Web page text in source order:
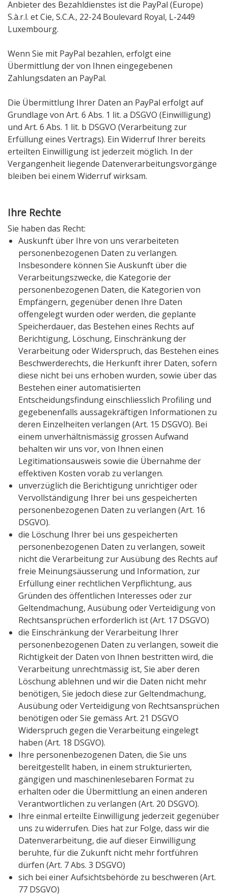
Anbieter des Bezahldienstes ist die PayPal (Europe)
S.à.r.l. et Cie, S.C.A., 22-24 Boulevard Royal, L-2449
Luxembourg.
Wenn Sie mit PayPal bezahlen, erfolgt eine
Übermittlung der von Ihnen eingegebenen
Zahlungsdaten an PayPal.
Die Übermittlung Ihrer Daten an PayPal erfolgt auf
Grundlage von Art. 6 Abs. 1 lit. a DSGVO (Einwilligung)
und Art. 6 Abs. 1 lit. b DSGVO (Verarbeitung zur
Erfüllung eines Vertrags). Ein Widerruf Ihrer bereits
erteilten Einwilligung ist jederzeit möglich. In der
Vergangenheit liegende Datenverarbeitungsvorgänge
bleiben bei einem Widerruf wirksam.
Ihre Rechte
Sie haben das Recht:
Auskunft über Ihre von uns verarbeiteten
personenbezogenen Daten zu verlangen.
Insbesondere können Sie Auskunft über die
Verarbeitungszwecke, die Kategorie der
personenbezogenen Daten, die Kategorien von
Empfängern, gegenüber denen Ihre Daten
offengelegt wurden oder werden, die geplante
Speicherdauer, das Bestehen eines Rechts auf
Berichtigung, Löschung, Einschränkung der
Verarbeitung oder Widerspruch, das Bestehen eines
Beschwerderechts, die Herkunft ihrer Daten, sofern
diese nicht bei uns erhoben wurden, sowie über das
Bestehen einer automatisierten
Entscheidungsfindung einschliesslich Profiling und
gegebenenfalls aussagekräftigen Informationen zu
deren Einzelheiten verlangen (Art. 15 DSGVO). Bei
einem unverhältnismässig grossen Aufwand
behalten wir uns vor, von Ihnen einen
Legitimationsausweis sowie die Übernahme der
effektiven Kosten vorab zu verlangen.
unverzüglich die Berichtigung unrichtiger oder
Vervollständigung Ihrer bei uns gespeicherten
personenbezogenen Daten zu verlangen (Art. 16
DSGVO).
die Löschung Ihrer bei uns gespeicherten
personenbezogenen Daten zu verlangen, soweit
nicht die Verarbeitung zur Ausübung des Rechts auf
freie Meinungsäusserung und Information, zur
Erfüllung einer rechtlichen Verpflichtung, aus
Gründen des öffentlichen Interesses oder zur
Geltendmachung, Ausübung oder Verteidigung von
Rechtsansprüchen erforderlich ist (Art. 17 DSGVO)
die Einschränkung der Verarbeitung Ihrer
personenbezogenen Daten zu verlangen, soweit die
Richtigkeit der Daten von Ihnen bestritten wird, die
Verarbeitung unrechtmässig ist, Sie aber deren
Löschung ablehnen und wir die Daten nicht mehr
benötigen, Sie jedoch diese zur Geltendmachung,
Ausübung oder Verteidigung von Rechtsansprüchen
benötigen oder Sie gemäss Art. 21 DSGVO
Widerspruch gegen die Verarbeitung eingelegt
haben (Art. 18 DSGVO).
Ihre personenbezogenen Daten, die Sie uns
bereitgestellt haben, in einem strukturierten,
gängigen und maschinenlesebaren Format zu
erhalten oder die Übermittlung an einen anderen
Verantwortlichen zu verlangen (Art. 20 DSGVO).
Ihre einmal erteilte Einwilligung jederzeit gegenüber
uns zu widerrufen. Dies hat zur Folge, dass wir die
Datenverarbeitung, die auf dieser Einwilligung
beruhte, für die Zukunft nicht mehr fortführen
dürfen (Art. 7 Abs. 3 DSGVO)
sich bei einer Aufsichtsbehörde zu beschweren (Art.
77 DSGVO)